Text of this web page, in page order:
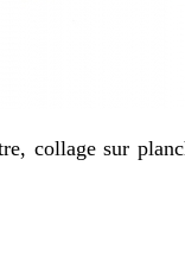
collage sur